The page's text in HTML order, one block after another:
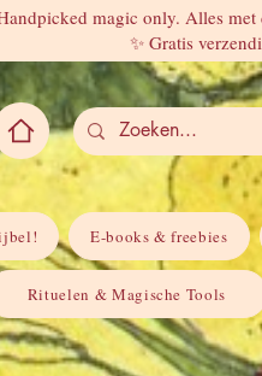
magic only. Alles
✨ Gratis
E-books & freebies
Rituelen & Magische Tools